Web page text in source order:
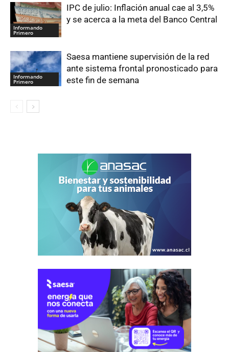
Informando
Primero
IPC de julio: Inflación anual cae al 3,5%
y se acerca a la meta del Banco Central
Informando
Primero
Saesa mantiene supervisión de la red
ante sistema frontal pronosticado para
este fin de semana